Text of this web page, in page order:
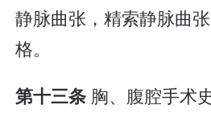
静脉曲张，精索静脉曲
格。
第十三条 胸、腹腔手术